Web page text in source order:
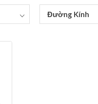
Đường Kính